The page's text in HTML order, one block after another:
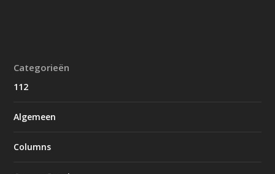
Categorieën
112
Algemeen
Columns